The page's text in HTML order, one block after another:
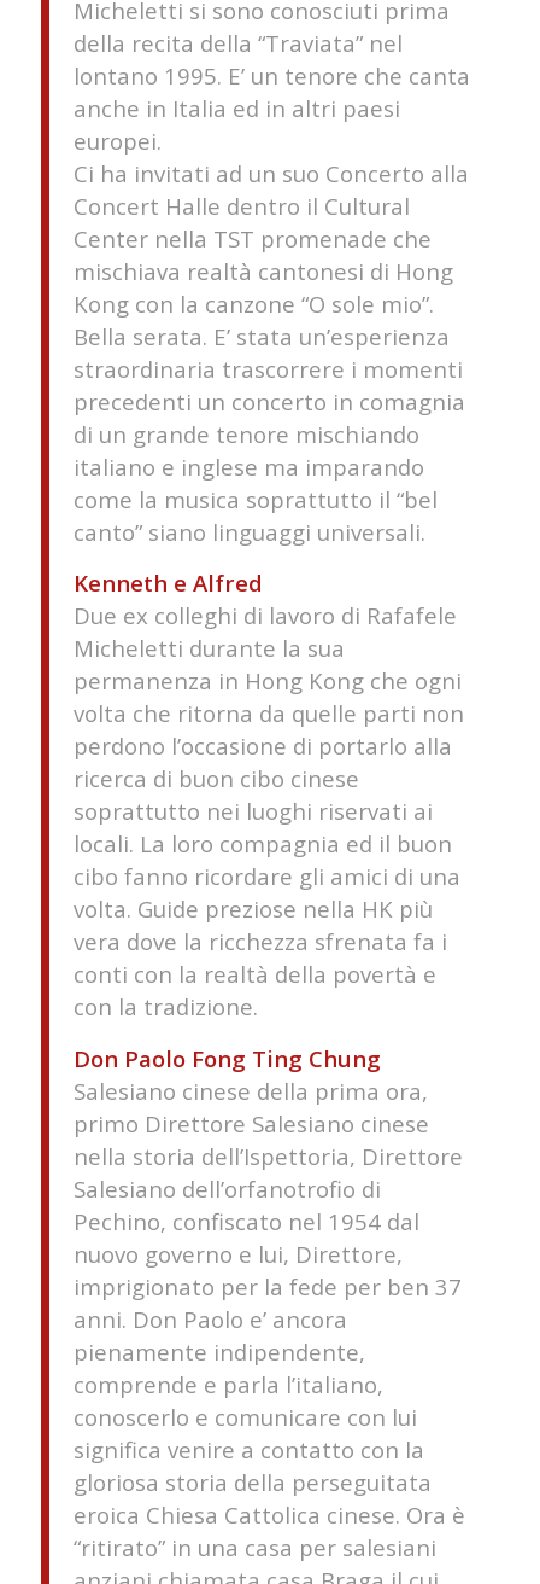
Micheletti si sono conosciuti prima
della recita della “Traviata” nel
lontano 1995. E’ un tenore che canta
anche in Italia ed in altri paesi
europei.
Ci ha invitati ad un suo Concerto alla
Concert Halle dentro il Cultural
Center nella TST promenade che
mischiava realtà cantonesi di Hong
Kong con la canzone “O sole mio”.
Bella serata. E’ stata un’esperienza
straordinaria trascorrere i momenti
precedenti un concerto in comagnia
di un grande tenore mischiando
italiano e inglese ma imparando
come la musica soprattutto il “bel
canto” siano linguaggi universali.
Kenneth e Alfred
Due ex colleghi di lavoro di Rafafele
Micheletti durante la sua
permanenza in Hong Kong che ogni
volta che ritorna da quelle parti non
perdono l’occasione di portarlo alla
ricerca di buon cibo cinese
soprattutto nei luoghi riservati ai
locali. La loro compagnia ed il buon
cibo fanno ricordare gli amici di una
volta. Guide preziose nella HK più
vera dove la ricchezza sfrenata fa i
conti con la realtà della povertà e
con la tradizione.
Don Paolo Fong Ting Chung
Salesiano cinese della prima ora,
primo Direttore Salesiano cinese
nella storia dell’Ispettoria, Direttore
Salesiano dell’orfanotrofio di
Pechino, confiscato nel 1954 dal
nuovo governo e lui, Direttore,
imprigionato per la fede per ben 37
anni. Don Paolo e’ ancora
pienamente indipendente,
comprende e parla l’italiano,
conoscerlo e comunicare con lui
significa venire a contatto con la
gloriosa storia della perseguitata
eroica Chiesa Cattolica cinese. Ora è
“ritirato” in una casa per salesiani